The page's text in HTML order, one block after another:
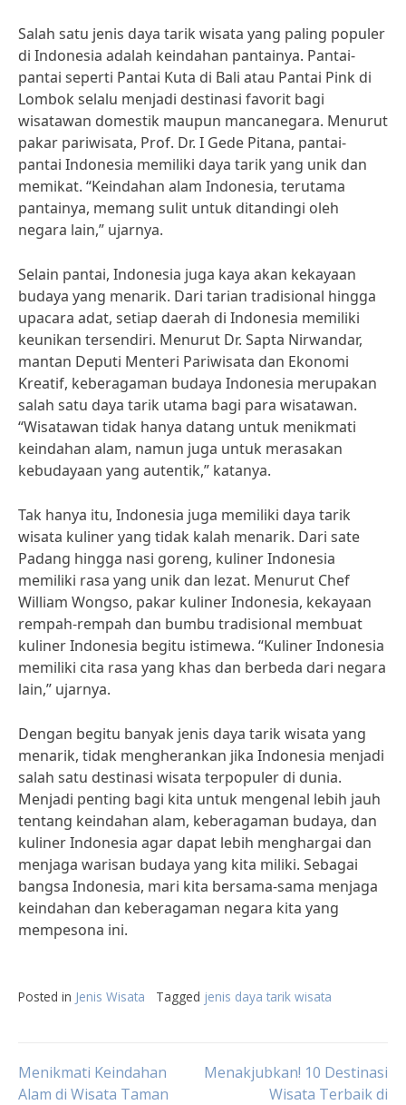
Salah satu jenis daya tarik wisata yang paling populer
di Indonesia adalah keindahan pantainya. Pantai-
pantai seperti Pantai Kuta di Bali atau Pantai Pink di
Lombok selalu menjadi destinasi favorit bagi
wisatawan domestik maupun mancanegara. Menurut
pakar pariwisata, Prof. Dr. I Gede Pitana, pantai-
pantai Indonesia memiliki daya tarik yang unik dan
memikat. “Keindahan alam Indonesia, terutama
pantainya, memang sulit untuk ditandingi oleh
negara lain,” ujarnya.
Selain pantai, Indonesia juga kaya akan kekayaan
budaya yang menarik. Dari tarian tradisional hingga
upacara adat, setiap daerah di Indonesia memiliki
keunikan tersendiri. Menurut Dr. Sapta Nirwandar,
mantan Deputi Menteri Pariwisata dan Ekonomi
Kreatif, keberagaman budaya Indonesia merupakan
salah satu daya tarik utama bagi para wisatawan.
“Wisatawan tidak hanya datang untuk menikmati
keindahan alam, namun juga untuk merasakan
kebudayaan yang autentik,” katanya.
Tak hanya itu, Indonesia juga memiliki daya tarik
wisata kuliner yang tidak kalah menarik. Dari sate
Padang hingga nasi goreng, kuliner Indonesia
memiliki rasa yang unik dan lezat. Menurut Chef
William Wongso, pakar kuliner Indonesia, kekayaan
rempah-rempah dan bumbu tradisional membuat
kuliner Indonesia begitu istimewa. “Kuliner Indonesia
memiliki cita rasa yang khas dan berbeda dari negara
lain,” ujarnya.
Dengan begitu banyak jenis daya tarik wisata yang
menarik, tidak mengherankan jika Indonesia menjadi
salah satu destinasi wisata terpopuler di dunia.
Menjadi penting bagi kita untuk mengenal lebih jauh
tentang keindahan alam, keberagaman budaya, dan
kuliner Indonesia agar dapat lebih menghargai dan
menjaga warisan budaya yang kita miliki. Sebagai
bangsa Indonesia, mari kita bersama-sama menjaga
keindahan dan keberagaman negara kita yang
mempesona ini.
Posted in Jenis Wisata Tagged jenis daya tarik wisata
Post
Menikmati Keindahan
Alam di Wisata Taman
Menakjubkan! 10 Destinasi
Wisata Terbaik di